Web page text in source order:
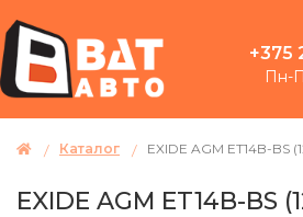
+375
Пн-
Каталог EXIDE AGM ET14B-BS
EXIDE AGM ET14B-BS